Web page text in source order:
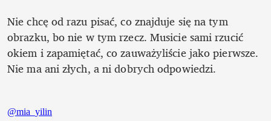
Nie chcę od razu pisać, co znajduje się na tym
obrazku, bo nie w tym rzecz. Musicie sami rzucić
okiem i zapamiętać, co zauważyliście jako pierwsze.
Nie ma ani złych, a ni dobrych odpowiedzi.